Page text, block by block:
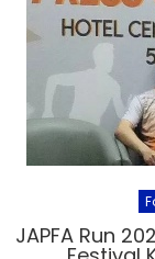
JAPFA Run